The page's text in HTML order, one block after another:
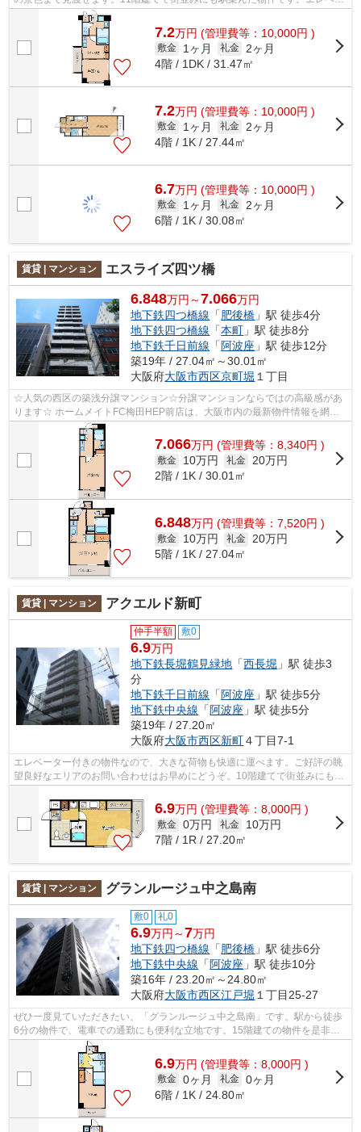
ター付きの物件なので、大きな荷物も...
7.2万円 (管理費等：10,000円 )
敷金 1ヶ月 礼金
2ヶ月
4階 / 1DK / 31.47㎡
7.2万円 (管理費等：10,000円 )
敷金 1ヶ月 礼金
2ヶ月
4階 / 1K / 27.44㎡
6.7万円 (管理費等：10,000円 )
敷金 1ヶ月 礼金
2ヶ月
6階 / 1K / 30.08㎡
賃貸 | マンション エスライズ四ツ橋
6.848万円～7.066万円
地下鉄四つ橋線 「肥後橋 」駅 徒歩4分
地下鉄四つ橋線 「本町 」駅 徒歩8分
地下鉄千日前線 「 阿波座 」駅 徒歩12分
築19年 / 27.04㎡～30.01㎡
大阪府大阪市西区京町堀 １丁目
☆人気の西区の築浅分譲マンション☆分譲マンションならではの高級感があ
ります☆ ホームメイトFC梅田HEP前店は、大阪市内の最新物件情報を網羅
しております。地域密着のホームメイトFC梅...
7.066万円 (管理費等：8,340円 )
敷金 10万円 礼金 20万円
2階 / 1K / 30.01㎡
6.848万円 (管理費等：7,520円 )
敷金 10万円 礼金 20万円
5階 / 1K / 27.04㎡
賃貸 | マンション アクエルド新町
仲手半額 敷0
6.9万円
地下鉄長堀鶴見緑地 「西長堀 」駅 徒歩3
分
地下鉄千日前線 「阿波座 」駅 徒歩5分
地下鉄中央線 「阿波座 」駅 徒歩5分
築19年 / 27.20㎡
大阪府大阪市西区新町４丁目7-1
エレベーター付きの物件なので、大きな荷物も快適に運べます。ご好評の眺
望良好なエリアのお問い合わせはお早めにどうぞ。10階建てで街並みにも馴
染んだマンションです。セキュリティ...
6.9万円 (管理費等：8,000円 )
敷金 0万円 礼金
10万円
7階 / 1R / 27.20㎡
賃貸 | マンション グランルージュ中之島南
敷0 礼0
6.9万円～7万円
地下鉄四つ橋線 「肥後橋 」駅 徒歩6分
地下鉄中央線 「 阿波座 」駅 徒歩10分
築16年 / 23.20㎡～24.80㎡
大阪府大阪市西区江戸堀 １丁目25-27
ぜひ一度見ていただきたい、「グランルージュ中之島南」です。駅から徒歩
6分の物件で、電車での通勤にも便利な立地です。15階建ての物件を是非ご
覧ください。眺めの良い物件です。不動...
6.9万円 (管理費等：8,000円 )
敷金 0ヶ月 礼金 0ヶ月
6階 / 1K / 24.80㎡